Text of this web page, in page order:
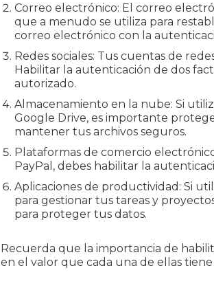
Correo electrónico: El correo
que a menudo se utiliza para
correo electrónico con la
Redes sociales: Tus cuentas de
Habilitar la autenticación de dos
autorizado.
Almacenamiento en la nube: Si
Google Drive, es importante
mantener tus archivos seguros.
Plataformas de comercio
PayPal, debes habilitar la
Aplicaciones de productividad: Si
para gestionar tus tareas y
para proteger tus datos.
Recuerda que la importancia de
en el valor que cada una de ellas tiene